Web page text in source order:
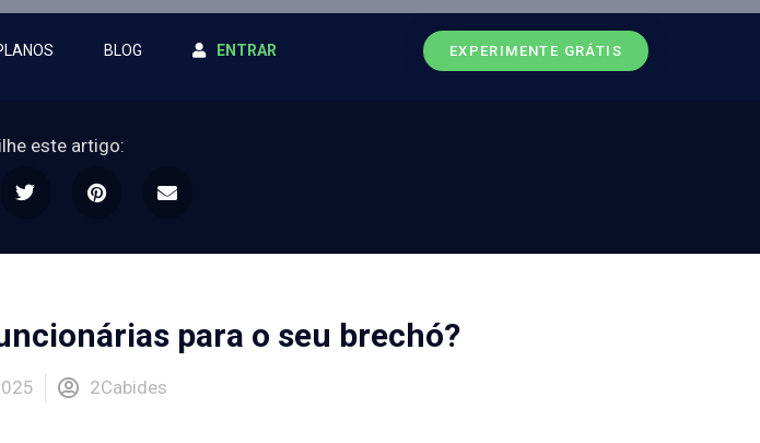
BLOG ENTRAR EXPERIMENTE GRÁTIS
este artigo:
para o seu brechó?
2Cabides